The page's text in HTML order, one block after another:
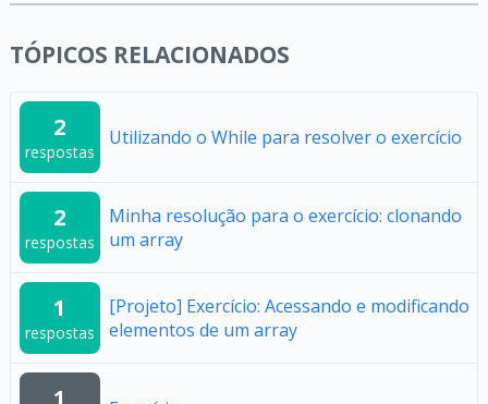
TÓPICOS RELACIONADOS
2
respostas
Utilizando o While para resolver o exercício
2
respostas
Minha resolução para o exercício: clonando
um array
1
respostas
[Projeto] Exercício: Acessando e modificando
elementos de um array
1